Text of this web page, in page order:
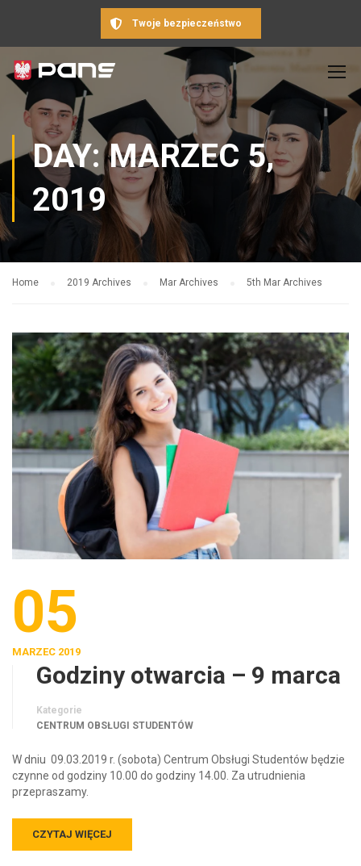
Twoje bezpieczeństwo
DAY: MARZEC 5,
2019
Home 2019 Archives Mar Archives 5th Mar Archives
05
MARZEC 2019
Godziny otwarcia – 9 marca
Kategorie
CENTRUM OBSŁUGI STUDENTÓW
W dniu 09.03.2019 r. (sobota) Centrum Obsługi Studentów będzie
czynne od godziny 10.00 do godziny 14.00. Za utrudnienia
przepraszamy.
CZYTAJ WIĘCEJ